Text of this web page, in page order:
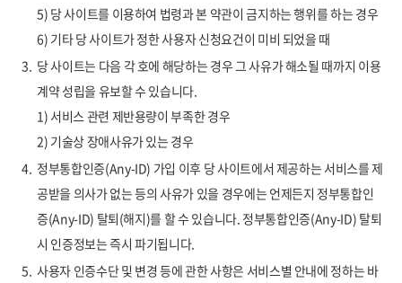
5) 당 사이트를 이용하여 법령과 본 약관이 금지하는 행위를 하는 경우
6) 기타 당 사이트가 정한 사용자 신청요건이 미비 되었을 때
3. 당 사이트는 다음 각 호에 해당하는 경우 그 사유가 해소될 때까지 이용
계약 성립을 유보할 수 있습니다.
1) 서비스 관련 제반용량이 부족한 경우
2) 기술상 장애사유가 있는 경우
4. 정부통합인증(Any-ID) 가입 이후 당 사이트에서 제공하는 서비스를 제
공받을 의사가 없는 등의 사유가 있을 경우에는 언제든지 정부통합인
증(Any-ID) 탈퇴(해지)를 할 수 있습니다. 정부통합인증(Any-ID) 탈퇴
시 인증정보는 즉시 파기됩니다.
5. 사용자 인증수단 및 변경 등에 관한 사항은 서비스별 안내에 정하는 바